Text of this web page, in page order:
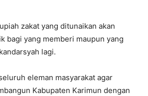
zakat yang ditunaikan akan
bagi yang memberi maupun yang
lagi.
eleman masyarakat agar
Kabupaten Karimun dengan